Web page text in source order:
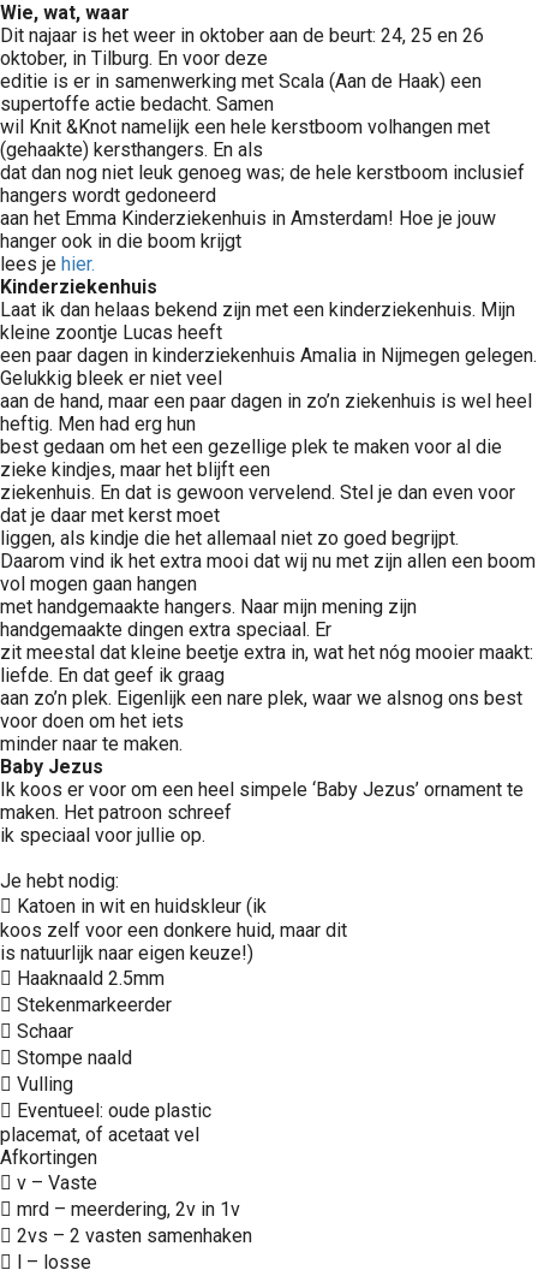
Wie, wat, waar
Dit najaar is het weer in oktober aan de beurt: 24, 25 en 26
oktober, in Tilburg. En voor deze
editie is er in samenwerking met Scala (Aan de Haak) een
supertoffe actie bedacht. Samen
wil Knit &Knot namelijk een hele kerstboom volhangen met
(gehaakte) kersthangers. En als
dat dan nog niet leuk genoeg was; de hele kerstboom inclusief
hangers wordt gedoneerd
aan het Emma Kinderziekenhuis in Amsterdam! Hoe je jouw
hanger ook in die boom krijgt
lees je hier.
Kinderziekenhuis
Laat ik dan helaas bekend zijn met een kinderziekenhuis. Mijn
kleine zoontje Lucas heeft
een paar dagen in kinderziekenhuis Amalia in Nijmegen gelegen.
Gelukkig bleek er niet veel
aan de hand, maar een paar dagen in zo’n ziekenhuis is wel heel
heftig. Men had erg hun
best gedaan om het een gezellige plek te maken voor al die
zieke kindjes, maar het blijft een
ziekenhuis. En dat is gewoon vervelend. Stel je dan even voor
dat je daar met kerst moet
liggen, als kindje die het allemaal niet zo goed begrijpt.
Daarom vind ik het extra mooi dat wij nu met zijn allen een boom
vol mogen gaan hangen
met handgemaakte hangers. Naar mijn mening zijn
handgemaakte dingen extra speciaal. Er
zit meestal dat kleine beetje extra in, wat het nóg mooier maakt:
liefde. En dat geef ik graag
aan zo’n plek. Eigenlijk een nare plek, waar we alsnog ons best
voor doen om het iets
minder naar te maken.
Baby Jezus
Ik koos er voor om een heel simpele ‘Baby Jezus’ ornament te
maken. Het patroon schreef
ik speciaal voor jullie op.
Je hebt nodig:
 Katoen in wit en huidskleur (ik
koos zelf voor een donkere huid, maar dit
is natuurlijk naar eigen keuze!)
 Haaknaald 2.5mm
 Stekenmarkeerder
 Schaar
 Stompe naald
 Vulling
 Eventueel: oude plastic
placemat, of acetaat vel
Afkortingen
 v – Vaste
 mrd – meerdering, 2v in 1v
 2vs – 2 vasten samenhaken
 l – losse